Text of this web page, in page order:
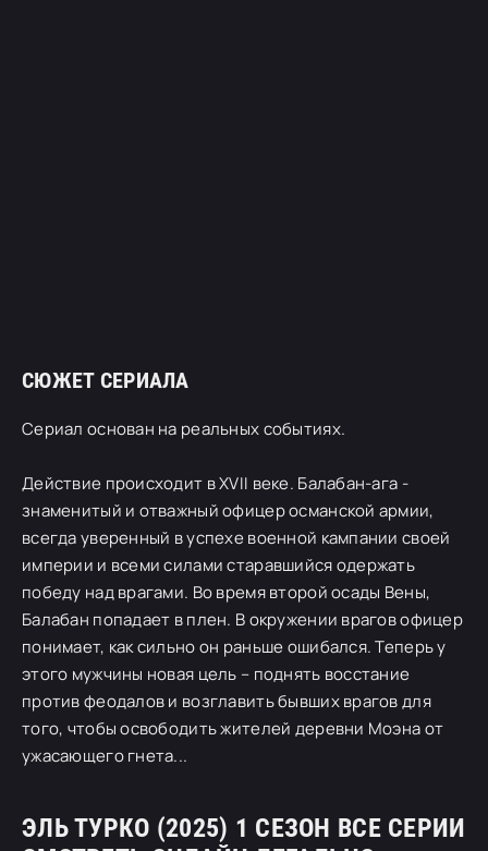
СЮЖЕТ СЕРИАЛА
Сериал основан на реальных событиях.
Действие происходит в XVII веке. Балабан-ага -
знаменитый и отважный офицер османской армии,
всегда уверенный в успехе военной кампании своей
империи и всеми силами старавшийся одержать
победу над врагами. Во время второй осады Вены,
Балабан попадает в плен. В окружении врагов офицер
понимает, как сильно он раньше ошибался. Теперь у
этого мужчины новая цель – поднять восстание
против феодалов и возглавить бывших врагов для
того, чтобы освободить жителей деревни Моэна от
ужасающего гнета...
ЭЛЬ ТУРКО (2025) 1 СЕЗОН ВСЕ СЕРИИ